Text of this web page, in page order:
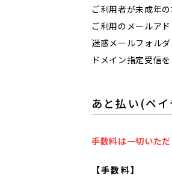
ご利用者が未成年
ご利用のメールア
迷惑メールフォル
ドメイン指定受信
あと払い(ペ
手数料は一切いただ
【手数料】